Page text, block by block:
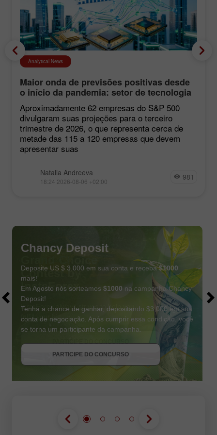
Analytical News
Maior onda de previsões positivas desde
o início da pandemia: setor de tecnologia
impulsiona o mercado
Aproximadamente 62 empresas do S&P 500
divulgaram suas projeções para o terceiro
trimestre de 2026, o que representa cerca de
metade das 115 a 120 empresas que devem
apresentar suas
Natalia Andreeva
18:24 2026-08-06 +02:00 981
PARTICIPE DO CONCURSO
Chancy Deposit
Deposite US $ 3.000 em sua conta e receba$1000
mais!
Em Agosto nós sorteamos $1000 na campanha Chancy
Deposit!
Tenha a chance de ganhar, depositando $3,000 em sua
conta de negociação. Após cumprir essa condição, você
se torna um participante da campanha.
PARTICIPE DO CONCURSO
PARTICIPE DO CONCURSO
RECEBA O BÔNUS